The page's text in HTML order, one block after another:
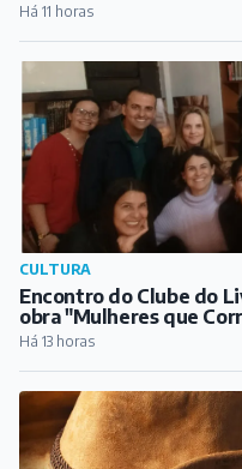
Há 11 horas
CULTURA
Encontro do Clube do
obra "Mulheres que
Há 13 horas